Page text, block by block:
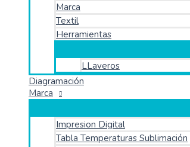
Marca
Textil
Herramientas
LLaveros
Diagramación
Marca
Impresion Digital
Tabla Temperaturas Sublimación